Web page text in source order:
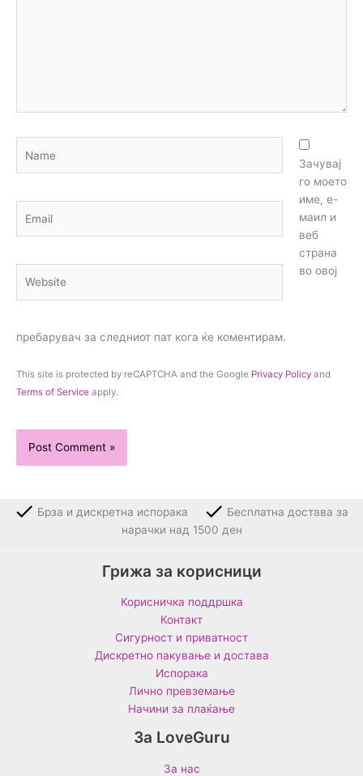
Зачувај
го моето
име, е-
маил и
веб
страна
во овој
пребарувач за следниот пат кога ќе коментирам.
This site is protected by reCAPTCHA and the Google Privacy Policy and
Terms of Service apply.
Брза и дискретна испорака
Бесплатна достава за
нарачки над 1500 ден
Грижа за корисници
Корисничка поддршка
Контакт
Сигурност и приватност
Дискретно пакување и достава
Испорака
Лично превземање
Начини за плаќање
За LoveGuru
За нас